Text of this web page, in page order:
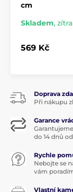
cm
Skladem,
569 Kč
Doprava
Při nákupu
Garance
do 14 dnů
Rychle
Nebojte se
vám
Vlastní